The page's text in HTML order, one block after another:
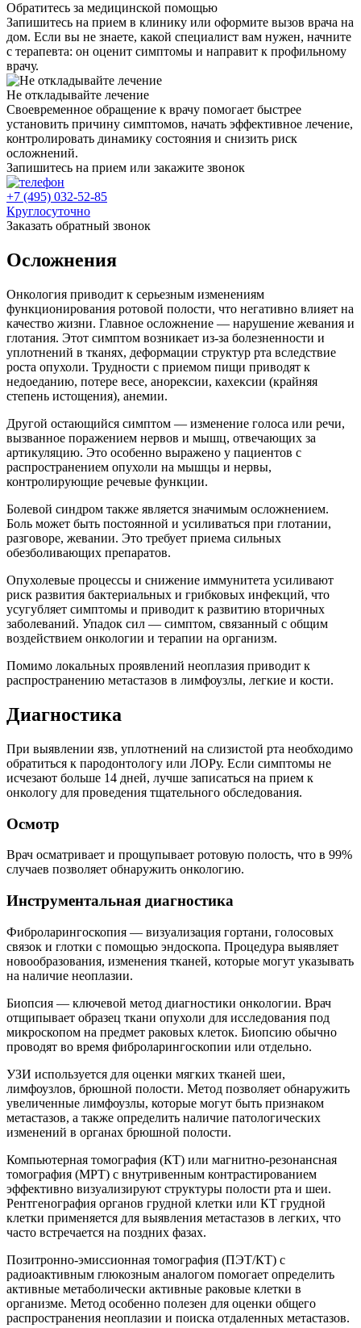
Обратитесь за медицинской помощью
Запишитесь на прием в клинику или оформите вызов врача на
дом. Если вы не знаете, какой специалист вам нужен, начните
с терапевта: он оценит симптомы и направит к профильному
врачу.
Не откладывайте лечение
Своевременное обращение к врачу помогает быстрее
установить причину симптомов, начать эффективное лечение,
контролировать динамику состояния и снизить риск
осложнений.
Запишитесь на прием или закажите звонок
+7 (495) 032-52-85
Круглосуточно
Заказать обратный звонок
Осложнения
Онкология приводит к серьезным изменениям
функционирования ротовой полости, что негативно влияет на
качество жизни. Главное осложнение — нарушение жевания и
глотания. Этот симптом возникает из-за болезненности и
уплотнений в тканях, деформации структур рта вследствие
роста опухоли. Трудности с приемом пищи приводят к
недоеданию, потере весе, анорексии, кахексии (крайняя
степень истощения), анемии.
Другой остающийся симптом — изменение голоса или речи,
вызванное поражением нервов и мышц, отвечающих за
артикуляцию. Это особенно выражено у пациентов с
распространением опухоли на мышцы и нервы,
контролирующие речевые функции.
Болевой синдром также является значимым осложнением.
Боль может быть постоянной и усиливаться при глотании,
разговоре, жевании. Это требует приема сильных
обезболивающих препаратов.
Опухолевые процессы и снижение иммунитета усиливают
риск развития бактериальных и грибковых инфекций, что
усугубляет симптомы и приводит к развитию вторичных
заболеваний. Упадок сил — симптом, связанный с общим
воздействием онкологии и терапии на организм.
Помимо локальных проявлений неоплазия приводит к
распространению метастазов в лимфоузлы, легкие и кости.
Диагностика
При выявлении язв, уплотнений на слизистой рта необходимо
обратиться к пародонтологу или ЛОРу. Если симптомы не
исчезают больше 14 дней, лучше записаться на прием к
онкологу для проведения тщательного обследования.
Осмотр
Врач осматривает и прощупывает ротовую полость, что в 99%
случаев позволяет обнаружить онкологию.
Инструментальная диагностика
Фиброларингоскопия — визуализация гортани, голосовых
связок и глотки с помощью эндоскопа. Процедура выявляет
новообразования, изменения тканей, которые могут указывать
на наличие неоплазии.
Биопсия — ключевой метод диагностики онкологии. Врач
отщипывает образец ткани опухоли для исследования под
микроскопом на предмет раковых клеток. Биопсию обычно
проводят во время фиброларингоскопии или отдельно.
УЗИ используется для оценки мягких тканей шеи,
лимфоузлов, брюшной полости. Метод позволяет обнаружить
увеличенные лимфоузлы, которые могут быть признаком
метастазов, а также определить наличие патологических
изменений в органах брюшной полости.
Компьютерная томография (КТ) или магнитно-резонансная
томография (МРТ) с внутривенным контрастированием
эффективно визуализируют структуры полости рта и шеи.
Рентгенография органов грудной клетки или КТ грудной
клетки применяется для выявления метастазов в легких, что
часто встречается на поздних фазах.
Позитронно-эмиссионная томография (ПЭТ/КТ) с
радиоактивным глюкозным аналогом помогает определить
активные метаболически активные раковые клетки в
организме. Метод особенно полезен для оценки общего
распространения неоплазии и поиска отдаленных метастазов.